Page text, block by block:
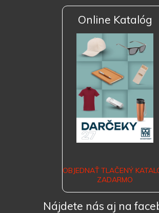
Online Katalóg
OBJEDNAŤ TLAČENÝ
ZADARMO
Nájdete nás aj na